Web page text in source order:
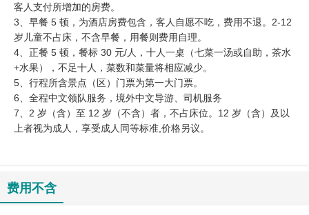
客人支付所增加的房费。
3、早餐 5 顿，为酒店房费包含，客人自愿不吃，费用不退。2-12
岁儿童不占床，不含早餐，用餐则费用自理。
4、正餐 5 顿，餐标 30 元/人，十人一桌（七菜一汤或自助，茶水
+水果），不足十人，菜数和菜量将相应减少。
5、行程所含景点（区）门票为第一大门票。
6、全程中文领队服务，境外中文导游、司机服务
7、2 岁（含）至 12 岁（不含）者，不占床位。12 岁（含）及以
上者视为成人，享受成人同等标准,价格另议。
费用不含